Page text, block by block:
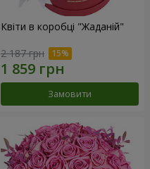
Квіти в коробці "Жаданій"
2 187 грн
Замовити